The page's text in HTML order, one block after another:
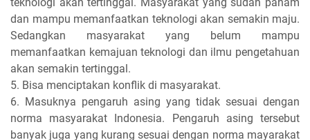
dan mampu memanfaatkan teknologi akan semakin maju.
Sedangkan masyarakat yang belum mampu
memanfaatkan kemajuan teknologi dan ilmu pengetahuan
akan semakin tertinggal.
5. Bisa menciptakan konflik di masyarakat.
6. Masuknya pengaruh asing yang tidak sesuai dengan
norma masyarakat Indonesia. Pengaruh asing tersebut
banyak juga yang kurang sesuai dengan norma mayarakat